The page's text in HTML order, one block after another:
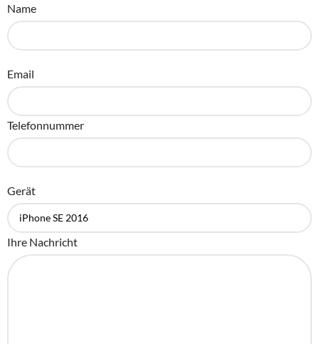
Name
Email
Telefonnummer
Gerät
Ihre Nachricht